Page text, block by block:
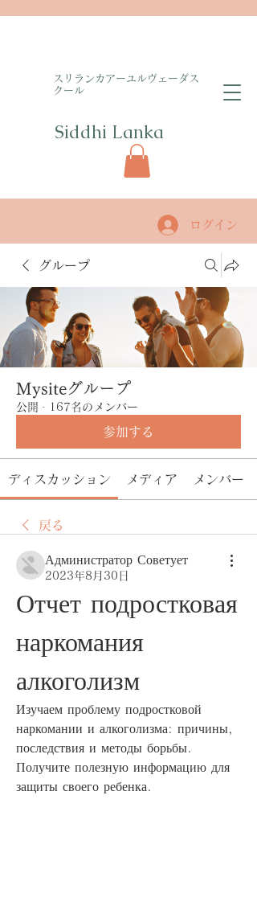
​スリランカアーユルヴェーダス
クール
Siddhi Lanka​
ログイン
グループ
Mysiteグループ
公開 · 167名のメンバー
参加する
ディスカッション メディア メンバー
戻る
Администратор Советует
2023年8月30日
Отчет подростковая
наркомания
алкоголизм
Изучаем проблему подростковой
наркомании и алкоголизма: причины,
последствия и методы борьбы.
Получите полезную информацию для
защиты своего ребенка.